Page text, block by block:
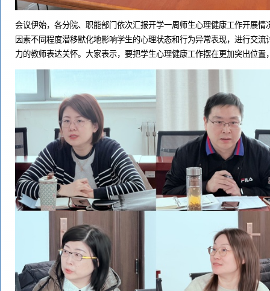
会议伊始，各分院、职能部门依次汇报开学一周师生心理健康工作开展
因素不同程度潜移默化地影响学生的心理状态和行为异常表现，进行交
力的教师表达关怀。大家表示，要把学生心理健康工作摆在更加突出位